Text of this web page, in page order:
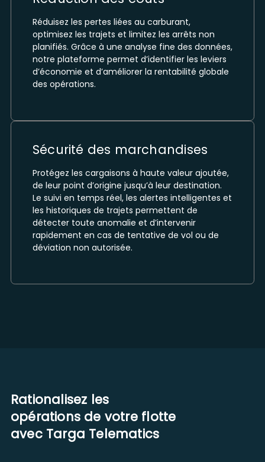
Réduisez les pertes liées au carburant,
optimisez les trajets et limitez les arrêts non
planifiés. Grâce à une analyse fine des données,
notre plateforme permet d’identifier les leviers
d’économie et d’améliorer la rentabilité globale
des opérations.
Sécurité des marchandises
Protégez les cargaisons à haute valeur ajoutée,
de leur point d’origine jusqu’à leur destination.
Le suivi en temps réel, les alertes intelligentes et
les historiques de trajets permettent de
détecter toute anomalie et d’intervenir
rapidement en cas de tentative de vol ou de
déviation non autorisée.
Rationalisez les
opérations de votre flotte
avec Targa Telematics